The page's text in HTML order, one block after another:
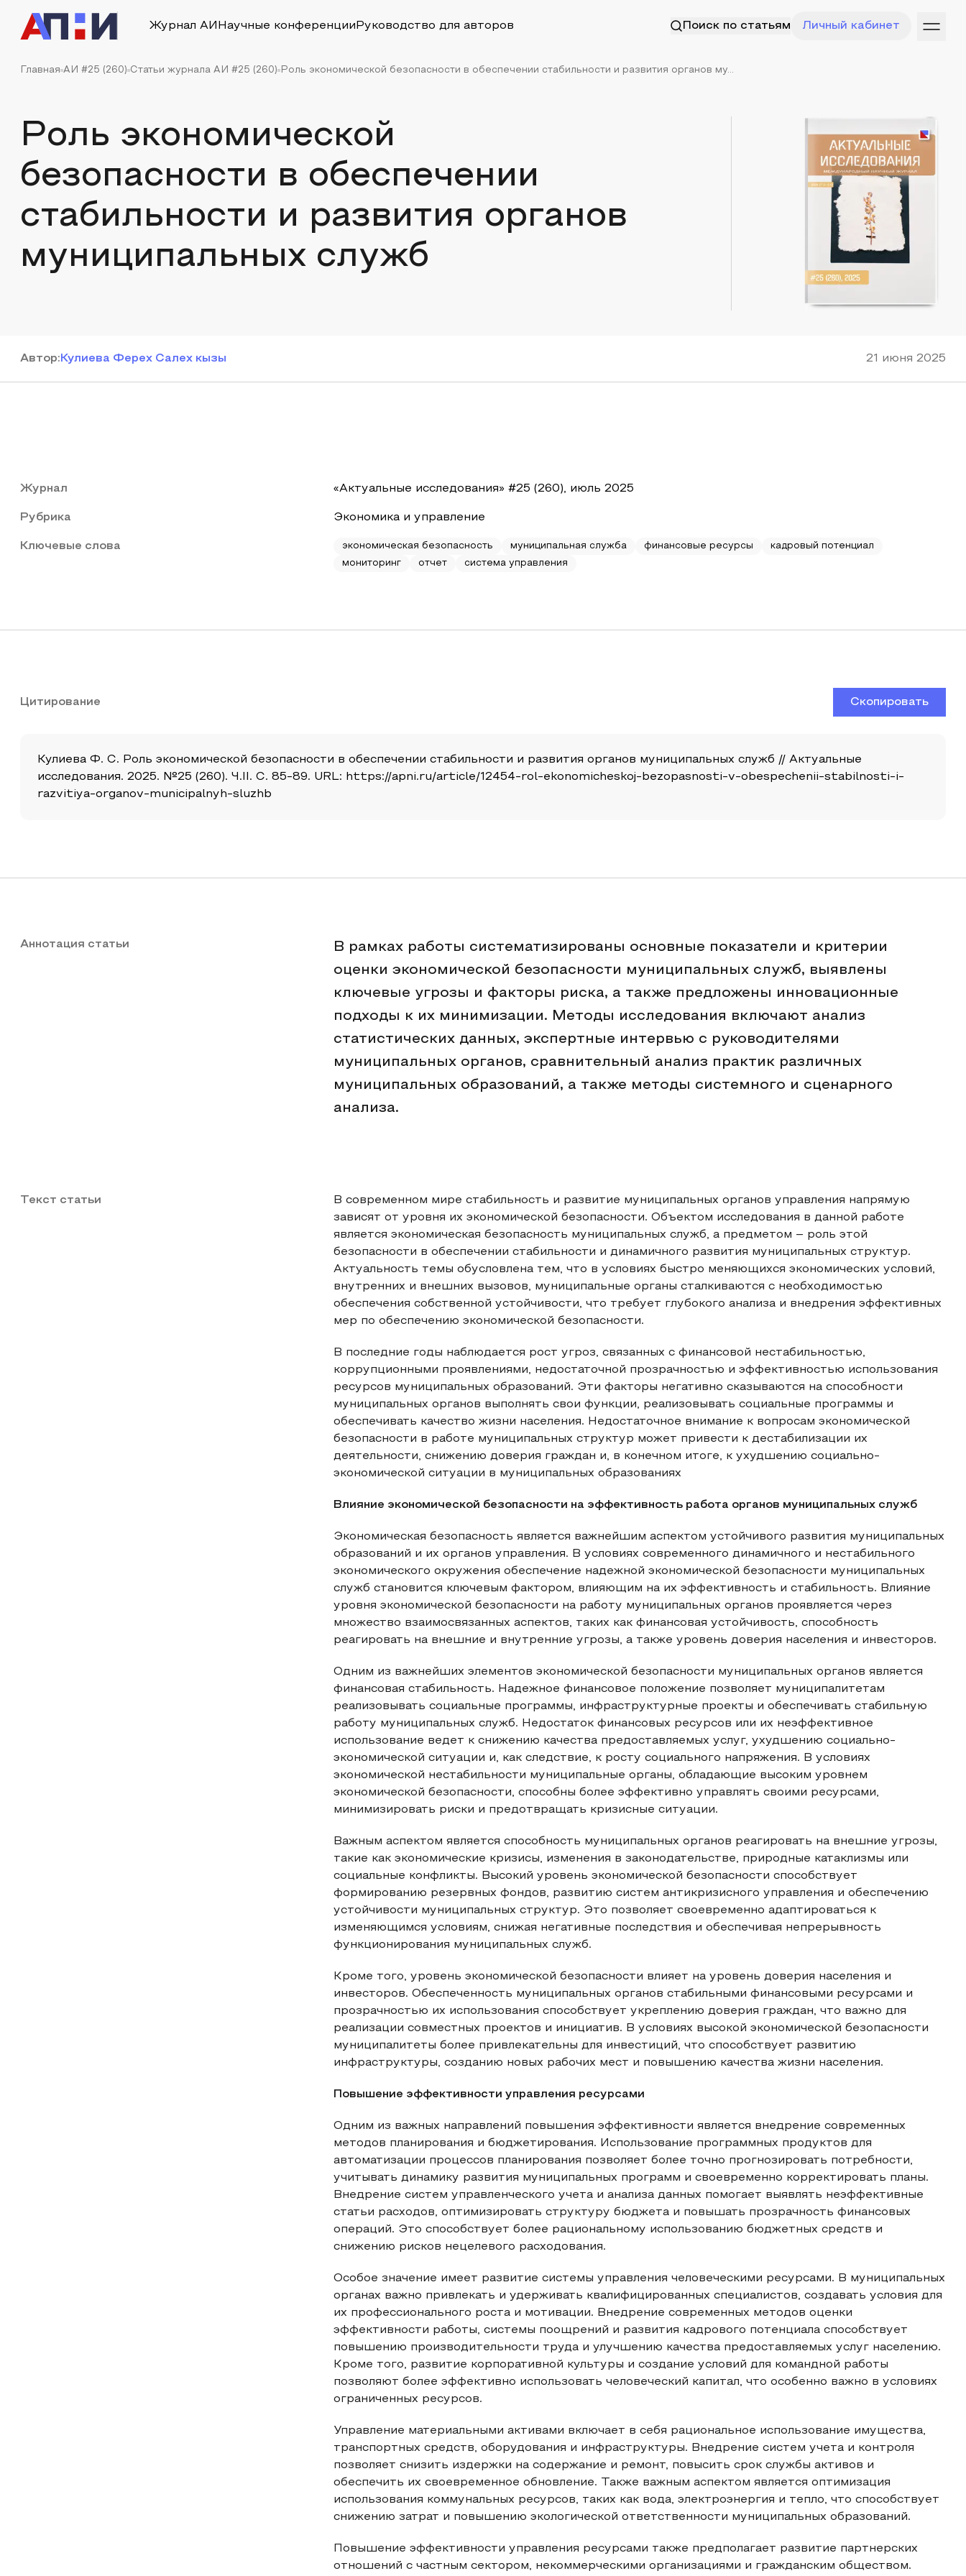
Журнал АИ Научные конференции Руководство для авторов Поиск по статьям Личный кабинет
Главная АИ #25 (260) Статьи журнала АИ #25 (260) Роль экономической безопасности в обеспечении стабильности и развития органов му...
Роль экономической
безопасности в обеспечении
стабильности и развития органов
муниципальных служб
Автор: Кулиева Ферех Салех кызы 21 июня 2025
Журнал «Актуальные исследования» #25 (260), июль 2025
Рубрика Экономика и управление
Ключевые слова экономическая безопасность муниципальная служба финансовые ресурсы
кадровый потенциал
мониторинг
отчет система управления
Цитирование Скопировать
Кулиева Ф. С. Роль экономической безопасности в обеспечении стабильности и развития органов муниципальных служб // Актуальные
исследования. 2025. №25 (260). Ч.II. С. 85-89. URL: https://apni.ru/article/12454-rol-ekonomicheskoj-bezopasnosti-v-obespechenii-stabilnosti-i-
razvitiya-organov-municipalnyh-sluzhb
Аннотация статьи
В рамках работы систематизированы основные показатели и критерии
оценки экономической безопасности муниципальных служб, выявлены
ключевые угрозы и факторы риска, а также предложены инновационные
подходы к их минимизации. Методы исследования включают анализ
статистических данных, экспертные интервью с руководителями
муниципальных органов, сравнительный анализ практик различных
муниципальных образований, а также методы системного и сценарного
анализа.
Текст статьи
В современном мире стабильность и развитие муниципальных органов управления напрямую
зависят от уровня их экономической безопасности. Объектом исследования в данной работе
является экономическая безопасность муниципальных служб, а предметом – роль этой
безопасности в обеспечении стабильности и динамичного развития муниципальных структур.
Актуальность темы обусловлена тем, что в условиях быстро меняющихся экономических условий,
внутренних и внешних вызовов, муниципальные органы сталкиваются с необходимостью
обеспечения собственной устойчивости, что требует глубокого анализа и внедрения эффективных
мер по обеспечению экономической безопасности.
В последние годы наблюдается рост угроз, связанных с финансовой нестабильностью,
коррупционными проявлениями, недостаточной прозрачностью и эффективностью использования
ресурсов муниципальных образований. Эти факторы негативно сказываются на способности
муниципальных органов выполнять свои функции, реализовывать социальные программы и
обеспечивать качество жизни населения. Недостаточное внимание к вопросам экономической
безопасности в работе муниципальных структур может привести к дестабилизации их
деятельности, снижению доверия граждан и, в конечном итоге, к ухудшению социально-
экономической ситуации в муниципальных образованиях
Влияние экономической безопасности на эффективность работа органов муниципальных служб
Экономическая безопасность является важнейшим аспектом устойчивого развития муниципальных
образований и их органов управления. В условиях современного динамичного и нестабильного
экономического окружения обеспечение надежной экономической безопасности муниципальных
служб становится ключевым фактором, влияющим на их эффективность и стабильность. Влияние
уровня экономической безопасности на работу муниципальных органов проявляется через
множество взаимосвязанных аспектов, таких как финансовая устойчивость, способность
реагировать на внешние и внутренние угрозы, а также уровень доверия населения и инвесторов.
Одним из важнейших элементов экономической безопасности муниципальных органов является
финансовая стабильность. Надежное финансовое положение позволяет муниципалитетам
реализовывать социальные программы, инфраструктурные проекты и обеспечивать стабильную
работу муниципальных служб. Недостаток финансовых ресурсов или их неэффективное
использование ведет к снижению качества предоставляемых услуг, ухудшению социально-
экономической ситуации и, как следствие, к росту социального напряжения. В условиях
экономической нестабильности муниципальные органы, обладающие высоким уровнем
экономической безопасности, способны более эффективно управлять своими ресурсами,
минимизировать риски и предотвращать кризисные ситуации.
Важным аспектом является способность муниципальных органов реагировать на внешние угрозы,
такие как экономические кризисы, изменения в законодательстве, природные катаклизмы или
социальные конфликты. Высокий уровень экономической безопасности способствует
формированию резервных фондов, развитию систем антикризисного управления и обеспечению
устойчивости муниципальных структур. Это позволяет своевременно адаптироваться к
изменяющимся условиям, снижая негативные последствия и обеспечивая непрерывность
функционирования муниципальных служб.
Кроме того, уровень экономической безопасности влияет на уровень доверия населения и
инвесторов. Обеспеченность муниципальных органов стабильными финансовыми ресурсами и
прозрачностью их использования способствует укреплению доверия граждан, что важно для
реализации совместных проектов и инициатив. В условиях высокой экономической безопасности
муниципалитеты более привлекательны для инвестиций, что способствует развитию
инфраструктуры, созданию новых рабочих мест и повышению качества жизни населения.
Повышение эффективности управления ресурсами
Одним из важных направлений повышения эффективности является внедрение современных
методов планирования и бюджетирования. Использование программных продуктов для
автоматизации процессов планирования позволяет более точно прогнозировать потребности,
учитывать динамику развития муниципальных программ и своевременно корректировать планы.
Внедрение систем управленческого учета и анализа данных помогает выявлять неэффективные
статьи расходов, оптимизировать структуру бюджета и повышать прозрачность финансовых
операций. Это способствует более рациональному использованию бюджетных средств и
снижению рисков нецелевого расходования.
Особое значение имеет развитие системы управления человеческими ресурсами. В муниципальных
органах важно привлекать и удерживать квалифицированных специалистов, создавать условия для
их профессионального роста и мотивации. Внедрение современных методов оценки
эффективности работы, системы поощрений и развития кадрового потенциала способствует
повышению производительности труда и улучшению качества предоставляемых услуг населению.
Кроме того, развитие корпоративной культуры и создание условий для командной работы
позволяют более эффективно использовать человеческий капитал, что особенно важно в условиях
ограниченных ресурсов.
Управление материальными активами включает в себя рациональное использование имущества,
транспортных средств, оборудования и инфраструктуры. Внедрение систем учета и контроля
позволяет снизить издержки на содержание и ремонт, повысить срок службы активов и
обеспечить их своевременное обновление. Также важным аспектом является оптимизация
использования коммунальных ресурсов, таких как вода, электроэнергия и тепло, что способствует
снижению затрат и повышению экологической ответственности муниципальных образований.
Повышение эффективности управления ресурсами также предполагает развитие партнерских
отношений с частным сектором, некоммерческими организациями и гражданским обществом.